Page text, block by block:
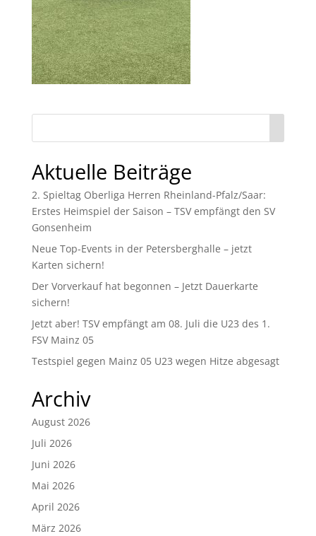
Aktuelle Beiträge
2. Spieltag Oberliga Herren Rheinland-Pfalz/Saar:
Erstes Heimspiel der Saison – TSV empfängt den SV
Gonsenheim
Neue Top-Events in der Petersberghalle – jetzt
Karten sichern!
Der Vorverkauf hat begonnen – Jetzt Dauerkarte
sichern!
Jetzt aber! TSV empfängt am 08. Juli die U23 des 1.
FSV Mainz 05
Testspiel gegen Mainz 05 U23 wegen Hitze abgesagt
Archiv
August 2026
Juli 2026
Juni 2026
Mai 2026
April 2026
März 2026